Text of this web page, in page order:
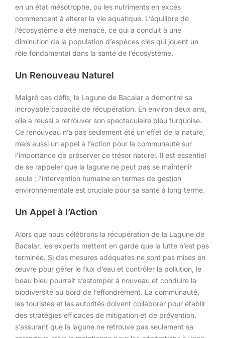
en un état mésotrophe, où les nutriments en excès
commencent à altérer la vie aquatique. L’équilibre de
l’écosystème a été menacé, ce qui a conduit à une
diminution de la population d’espèces clés qui jouent un
rôle fondamental dans la santé de l’écosystème.
Un Renouveau Naturel
Malgré ces défis, la Lagune de Bacalar a démontré sa
incroyable capacité de récupération. En environ deux ans,
elle a réussi à retrouver son spectaculaire bleu turquoise.
Ce renouveau n’a pas seulement été un effet de la nature,
mais aussi un appel à l’action pour la communauté sur
l’importance de préserver ce trésor naturel. Il est essentiel
de se rappeler que la lagune ne peut pas se maintenir
seule ; l’intervention humaine en termes de gestion
environnementale est cruciale pour sa santé à long terme.
Un Appel à l’Action
Alors que nous célébrons la récupération de la Lagune de
Bacalar, les experts mettent en garde que la lutte n’est pas
terminée. Si des mesures adéquates ne sont pas mises en
œuvre pour gérer le flux d’eau et contrôler la pollution, le
beau bleu pourrait s’estomper à nouveau et conduire la
biodiversité au bord de l’effondrement. La communauté,
les touristes et les autorités doivent collaborer pour établir
des stratégies efficaces de mitigation et de prévention,
s’assurant que la lagune ne retrouve pas seulement sa